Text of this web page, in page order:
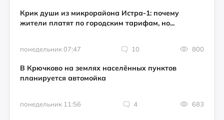
Крик души из микрорайона Истра-1: почему
жители платят по городским тарифам, но...
понедельник 07:47 10 800
В Крючково на землях населённых пунктов
планируется автомойка
понедельник 11:56 4 683